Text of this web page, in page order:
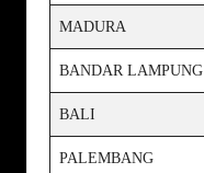
MADURA
BANDAR LAMPUNG
BALI
PALEMBANG